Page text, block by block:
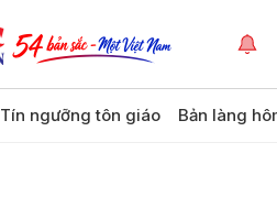
Tín ngưỡng tôn giáo Bản làng